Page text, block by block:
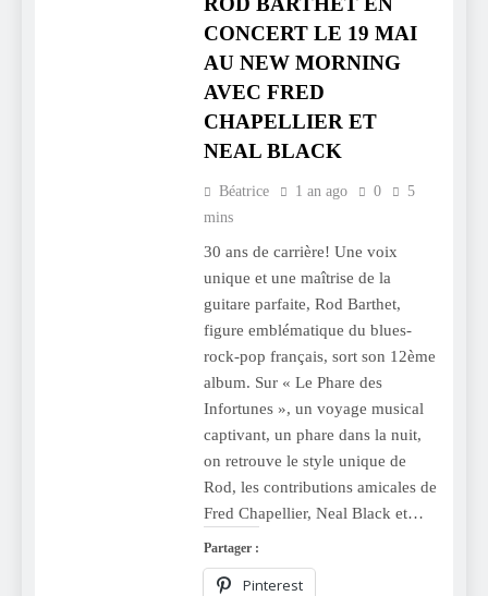
CONCERT LE 19 MAI
AU NEW MORNING
AVEC FRED
CHAPELLIER ET
NEAL BLACK
Béatrice 1 an ago 0
5
mins
30 ans de carrière! Une voix
unique et une maîtrise de la
guitare parfaite, Rod Barthet,
figure emblématique du blues-
rock-pop français, sort son 12ème
album. Sur « Le Phare des
Infortunes », un voyage musical
captivant, un phare dans la nuit,
on retrouve le style unique de
Rod, les contributions amicales de
Fred Chapellier, Neal Black et…
Partager :
Pinterest